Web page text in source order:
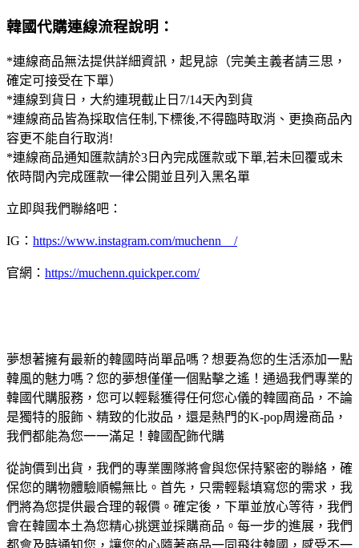
韓國代購連線流程說明：
*連線商品無法提供詳細資訊，起見諒（完美主義者請三思，
確定可接受在下單）
*連線到貨日，大約連現截止日7/14天內到貨
*連線商品皆為採取信任制,下標後,不得臨時取消、更換商品內
容更不能自行取消!
*連線商品通知匯款請於3日內完成匯款或下單,若未回覆或未
依時間內完成匯款一律公開並且列入黑名單
立即與我們聯絡吧：
IG： https://www.instagram.com/muchenn__/
官網： https://muchenn.quickper.com/
夢想著擁有最新的韓國時尚單品嗎？想要為您的生活添加一點
韓風的魅力嗎？您的夢想僅僅一個點擊之遙！通過我們專業的
韓國代購服務，您可以輕鬆獲得任何您心儀的韓國商品，不論
是獨特的服飾、精致的化妝品，還是熱門的K-pop周邊商品，
我們都能為您一一滿足！韓國配飾代購
從詢價到出貨，我們的專業團隊將會與您保持緊密的聯絡，確
保您的購物體驗順暢無比。首先，只需輕鬆填寫您的需求，我
們將為您提供最合理的報價。確定後，下單並放心等待，我們
會在韓國本土為您精心挑選並採購商品。每一步的進展，我們